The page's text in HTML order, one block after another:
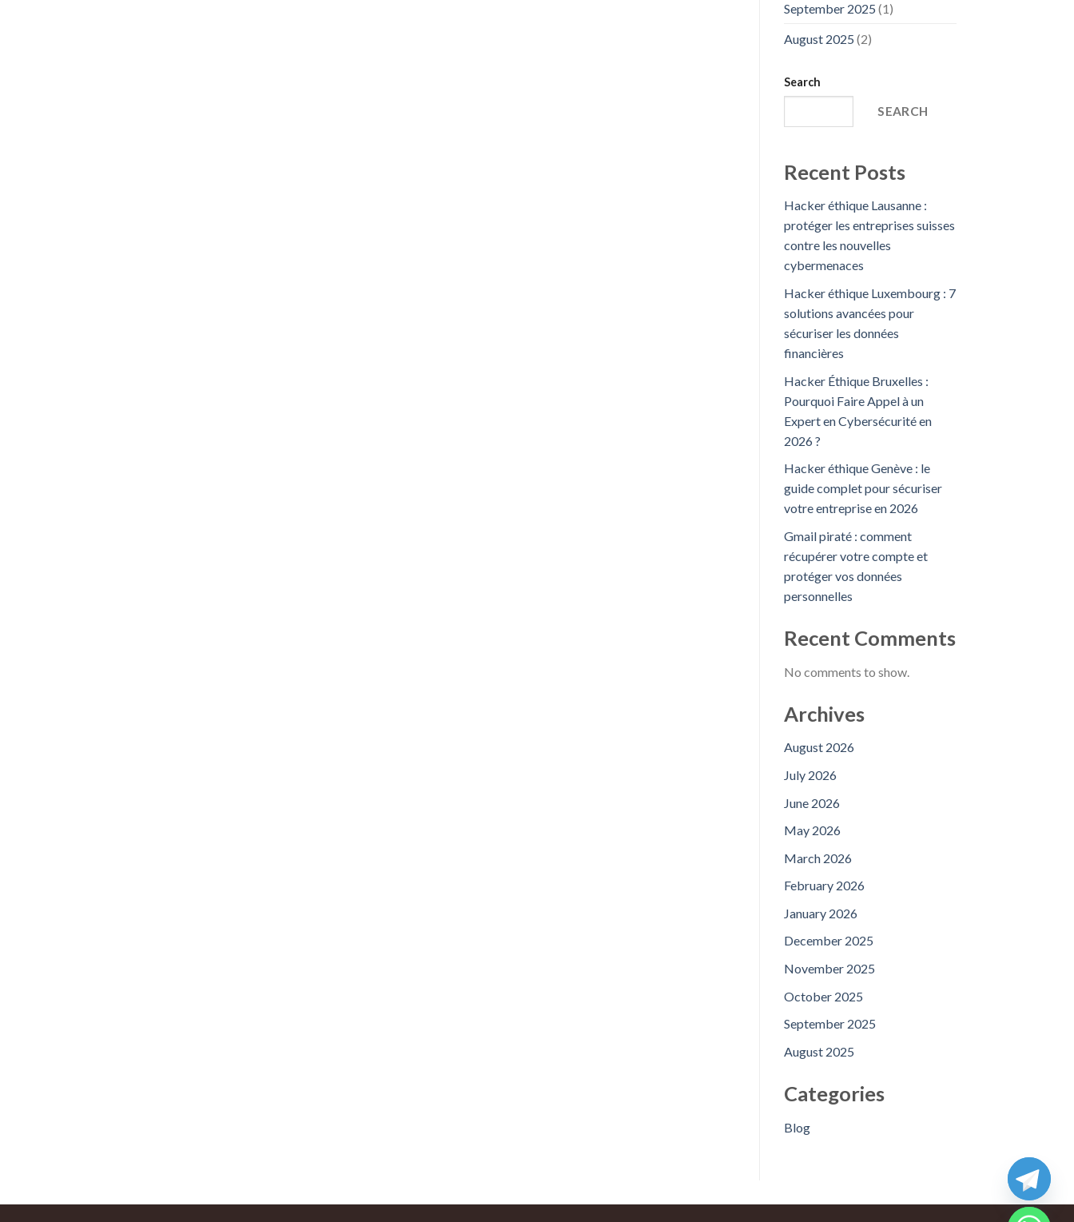
September 2025 (1)
August 2025 (2)
Search
SEARCH
Recent Posts
Hacker éthique Lausanne :
protéger les entreprises suisses
contre les nouvelles
cybermenaces
Hacker éthique Luxembourg : 7
solutions avancées pour
sécuriser les données
financières
Hacker Éthique Bruxelles :
Pourquoi Faire Appel à un
Expert en Cybersécurité en
2026 ?
Hacker éthique Genève : le
guide complet pour sécuriser
votre entreprise en 2026
Gmail piraté : comment
récupérer votre compte et
protéger vos données
personnelles
Recent Comments
No comments to show.
Archives
August 2026
July 2026
June 2026
May 2026
March 2026
February 2026
January 2026
December 2025
November 2025
October 2025
September 2025
August 2025
Categories
Blog